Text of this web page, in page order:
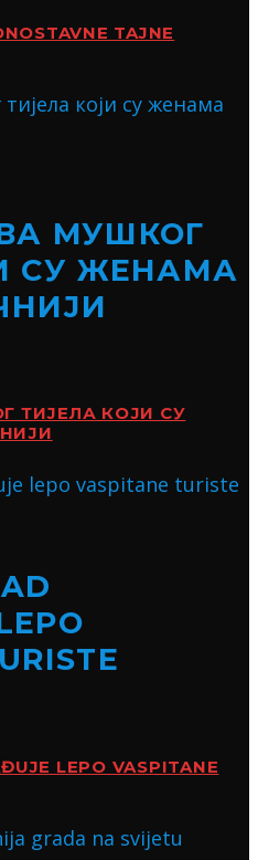
TAJNE
МУШКОГ
СУ ЖЕНАМА
ТИЈЕЛА КОЈИ СУ
LEPO VASPITANE